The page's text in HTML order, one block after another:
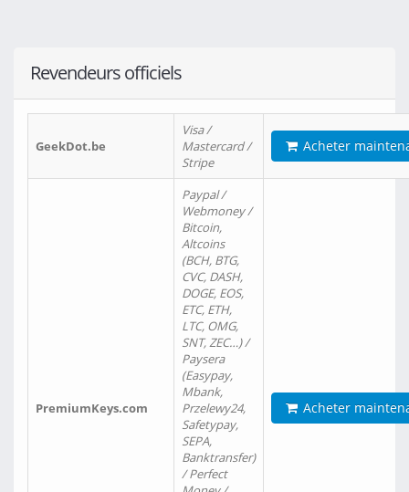
Revendeurs officiels
GeekDot.be
Visa /
Mastercard /
Stripe
Acheter
PremiumKeys.com
Paypal /
Webmoney /
Bitcoin,
Altcoins
(BCH, BTG,
CVC, DASH,
DOGE, EOS,
ETC, ETH,
LTC, OMG,
SNT, ZEC…) /
Paysera
(Easypay,
Mbank,
Przelewy24,
Safetypay,
SEPA,
Banktransfer)
/ Perfect
Acheter